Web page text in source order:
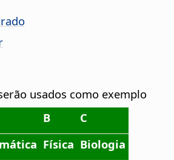
usados como exemplo
B
C
Física Biologia